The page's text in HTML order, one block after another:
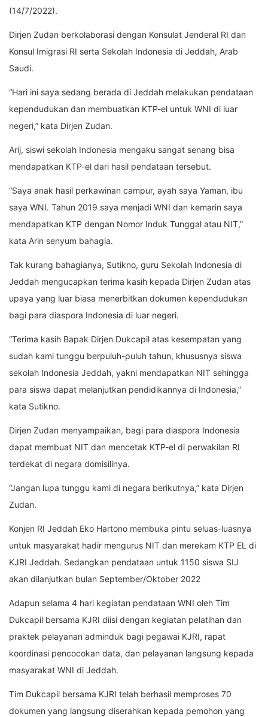
(14/7/2022).
Dirjen Zudan berkolaborasi dengan Konsulat Jenderal RI dan
Konsul Imigrasi RI serta Sekolah Indonesia di Jeddah, Arab
Saudi.
“Hari ini saya sedang berada di Jeddah melakukan pendataan
kependudukan dan membuatkan KTP-el untuk WNI di luar
negeri,” kata Dirjen Zudan.
Arij, siswi sekolah Indonesia mengaku sangat senang bisa
mendapatkan KTP-el dari hasil pendataan tersebut.
“Saya anak hasil perkawinan campur, ayah saya Yaman, ibu
saya WNI. Tahun 2019 saya menjadi WNI dan kemarin saya
mendapatkan KTP dengan Nomor Induk Tunggal atau NIT,”
kata Arin senyum bahagia.
Tak kurang bahagianya, Sutikno, guru Sekolah Indonesia di
Jeddah mengucapkan terima kasih kepada Dirjen Zudan atas
upaya yang luar biasa menerbitkan dokumen kependudukan
bagi para diaspora Indonesia di luar negeri.
“Terima kasih Bapak Dirjen Dukcapil atas kesempatan yang
sudah kami tunggu berpuluh-puluh tahun, khususnya siswa
sekolah Indonesia Jeddah, yakni mendapatkan NIT sehingga
para siswa dapat melanjutkan pendidikannya di Indonesia,”
kata Sutikno.
Dirjen Zudan menyampaikan, bagi para diaspora Indonesia
dapat membuat NIT dan mencetak KTP-el di perwakilan RI
terdekat di negara domisilinya.
“Jangan lupa tunggu kami di negara berikutnya,” kata Dirjen
Zudan.
Konjen RI Jeddah Eko Hartono membuka pintu seluas-luasnya
untuk masyarakat hadir mengurus NIT dan merekam KTP EL di
KJRI Jeddah. Sedangkan pendataan untuk 1150 siswa SIJ
akan dilanjutkan bulan September/Oktober 2022
Adapun selama 4 hari kegiatan pendataan WNI oleh Tim
Dukcapil bersama KJRI diisi dengan kegiatan pelatihan dan
praktek pelayanan adminduk bagi pegawai KJRI, rapat
koordinasi pencocokan data, dan pelayanan langsung kepada
masyarakat WNI di Jeddah.
Tim Dukcapil bersama KJRI telah berhasil memproses 70
dokumen yang langsung diserahkan kepada pemohon yang